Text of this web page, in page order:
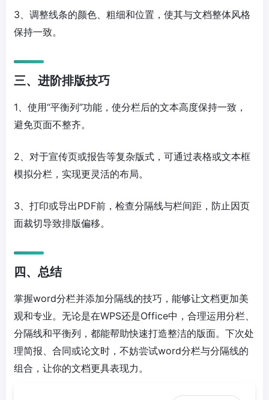
3、调整线条的颜色、粗细和位置，使其与文档整体风格
保持一致。
三、进阶排版技巧
1、使用“平衡列”功能，使分栏后的文本高度保持一致，
避免页面不整齐。
2、对于宣传页或报告等复杂版式，可通过表格或文本框
模拟分栏，实现更灵活的布局。
3、打印或导出PDF前，检查分隔线与栏间距，防止因页
面裁切导致排版偏移。
四、总结
掌握word分栏并添加分隔线的技巧，能够让文档更加美
观和专业。无论是在WPS还是Office中，合理运用分栏、
分隔线和平衡列，都能帮助快速打造整洁的版面。下次处
理简报、合同或论文时，不妨尝试word分栏与分隔线的
组合，让你的文档更具表现力。